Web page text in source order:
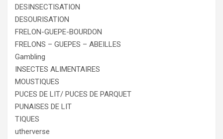
DESINSECTISATION
DESOURISATION
FRELON-GUEPE-BOURDON
FRELONS – GUEPES – ABEILLES
Gambling
INSECTES ALIMENTAIRES
MOUSTIQUES
PUCES DE LIT/ PUCES DE PARQUET
PUNAISES DE LIT
TIQUES
utherverse